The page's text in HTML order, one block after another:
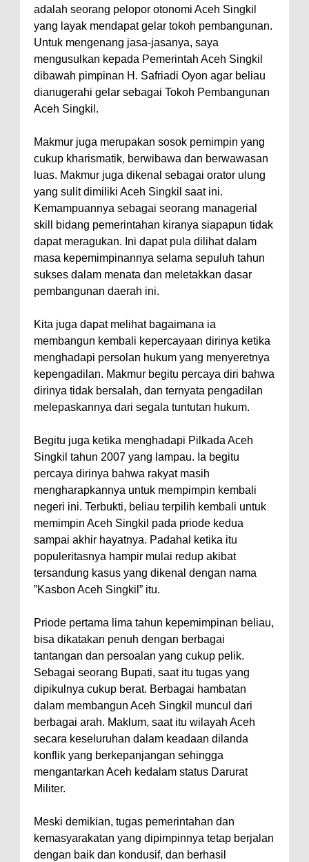
adalah seorang pelopor otonomi Aceh Singkil
yang layak mendapat gelar tokoh pembangunan.
Untuk mengenang jasa-jasanya, saya
mengusulkan kepada Pemerintah Aceh Singkil
dibawah pimpinan H. Safriadi Oyon agar beliau
dianugerahi gelar sebagai Tokoh Pembangunan
Aceh Singkil.
Makmur juga merupakan sosok pemimpin yang
cukup kharismatik, berwibawa dan berwawasan
luas. Makmur juga dikenal sebagai orator ulung
yang sulit dimiliki Aceh Singkil saat ini.
Kemampuannya sebagai seorang managerial
skill bidang pemerintahan kiranya siapapun tidak
dapat meragukan. Ini dapat pula dilihat dalam
masa kepemimpinannya selama sepuluh tahun
sukses dalam menata dan meletakkan dasar
pembangunan daerah ini.
Kita juga dapat melihat bagaimana ia
membangun kembali kepercayaan dirinya ketika
menghadapi persolan hukum yang menyeretnya
kepengadilan. Makmur begitu percaya diri bahwa
dirinya tidak bersalah, dan ternyata pengadilan
melepaskannya dari segala tuntutan hukum.
Begitu juga ketika menghadapi Pilkada Aceh
Singkil tahun 2007 yang lampau. Ia begitu
percaya dirinya bahwa rakyat masih
mengharapkannya untuk mempimpin kembali
negeri ini. Terbukti, beliau terpilih kembali untuk
memimpin Aceh Singkil pada priode kedua
sampai akhir hayatnya. Padahal ketika itu
populeritasnya hampir mulai redup akibat
tersandung kasus yang dikenal dengan nama
”Kasbon Aceh Singkil” itu.
Priode pertama lima tahun kepemimpinan beliau,
bisa dikatakan penuh dengan berbagai
tantangan dan persoalan yang cukup pelik.
Sebagai seorang Bupati, saat itu tugas yang
dipikulnya cukup berat. Berbagai hambatan
dalam membangun Aceh Singkil muncul dari
berbagai arah. Maklum, saat itu wilayah Aceh
secara keseluruhan dalam keadaan dilanda
konflik yang berkepanjangan sehingga
mengantarkan Aceh kedalam status Darurat
Militer.
Meski demikian, tugas pemerintahan dan
kemasyarakatan yang dipimpinnya tetap berjalan
dengan baik dan kondusif, dan berhasil